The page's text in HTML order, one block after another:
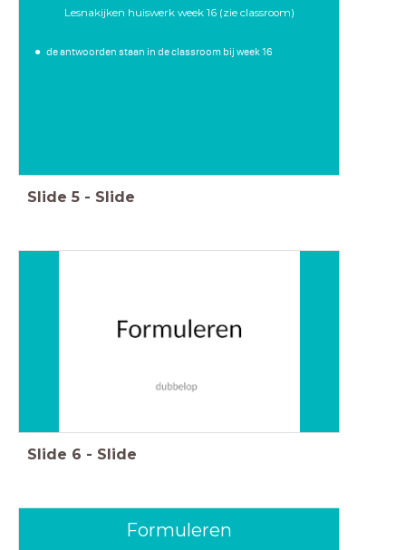
Lesnakijken huiswerk week 16 (zie classroom)
de antwoorden staan in de classroom bij week 16
Slide 5 - Slide
Slide 6 - Slide
Formuleren